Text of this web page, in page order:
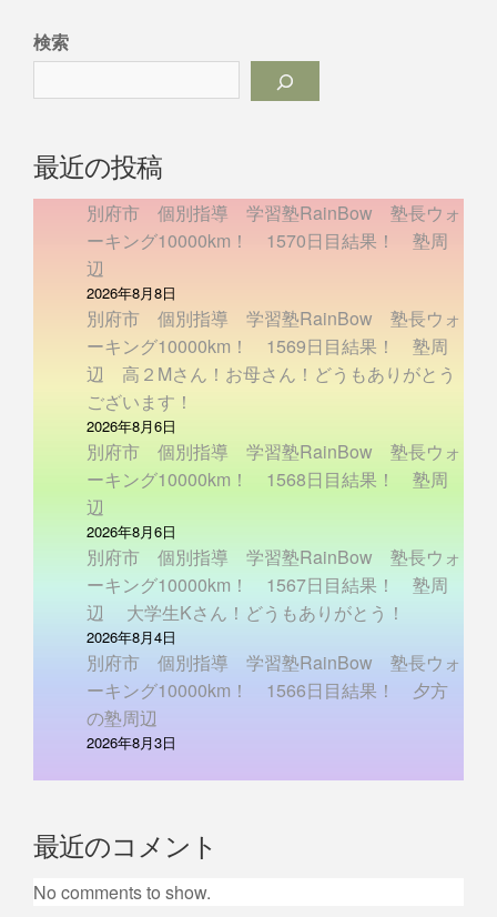
検索
最近の投稿
別府市 個別指導 学習塾RainBow 塾長ウォ
ーキング10000km！ 1570日目結果！ 塾周
辺
2026年8月8日
別府市 個別指導 学習塾RainBow 塾長ウォ
ーキング10000km！ 1569日目結果！ 塾周
辺 高２Mさん！お母さん！どうもありがとう
ございます！
2026年8月6日
別府市 個別指導 学習塾RainBow 塾長ウォ
ーキング10000km！ 1568日目結果！ 塾周
辺
2026年8月6日
別府市 個別指導 学習塾RainBow 塾長ウォ
ーキング10000km！ 1567日目結果！ 塾周
辺 大学生Kさん！どうもありがとう！
2026年8月4日
別府市 個別指導 学習塾RainBow 塾長ウォ
ーキング10000km！ 1566日目結果！ 夕方
の塾周辺
2026年8月3日
最近のコメント
No comments to show.